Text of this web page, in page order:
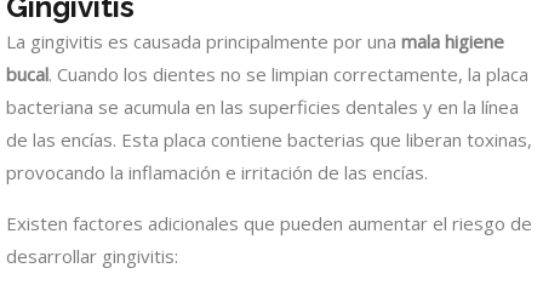
La gingivitis es causada principalmente por una mala higiene
bucal. Cuando los dientes no se limpian correctamente, la placa
bacteriana se acumula en las superficies dentales y en la línea
de las encías. Esta placa contiene bacterias que liberan toxinas,
provocando la inflamación e irritación de las encías.
Existen factores adicionales que pueden aumentar el riesgo de
desarrollar gingivitis: